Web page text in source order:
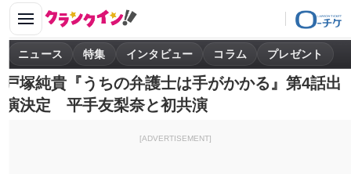
ニュース 特集 インタビュー コラム プレゼント
戸塚純貴『うちの弁護士は手がかかる』第4話出
演決定 平手友梨奈と初共演
[ADVERTISEMENT]